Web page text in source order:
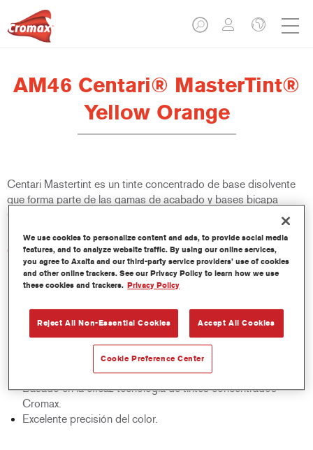
AM46 Centari® MasterTint®
Yellow Orange
Centari Mastertint es un tinte concentrado de base disolvente
que forma parte de las gamas de acabado y bases bicapa
Centari.
Características del producto
Sistema de pintado de base disolvente, único por su
versatilidad y facilidad de uso.
calidades de base disolvente: medios y altos sólidos,
acabados y bases bicapa.
Rápido control de stocks.
Ahorra espacio de almacenamiento.
Basado en la eficaz tecnología de tintes concentrados
Cromax.
Excelente precisión del color.
We use cookies to personalize content and ads, to provide social media
features, and to analyze website traffic. By using our online services,
you agree to Axalta and our third-party service providers’ use of cookies
and other online trackers. See our Privacy Policy to learn how we use
these cookies and trackers. Privacy Policy
Reject All Non-Essential Cookies Accept All Cookies
Cookie Preference Center